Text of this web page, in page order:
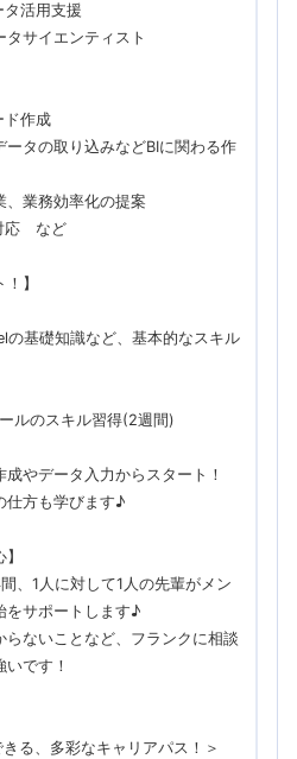
タ活用支援
タサイエンティスト
ド作成
ータの取り込みなどBIに関わる作
、業務効率化の提案
応 など
】
基礎知識など、基本的なスキル
ルのスキル習得(2週間)
やデータ入力からスタート！
方も学びます♪
、1人に対して1人の先輩がメン
をサポートします♪
ないことなど、フランクに相談
です！
る、多彩なキャリアパス！＞